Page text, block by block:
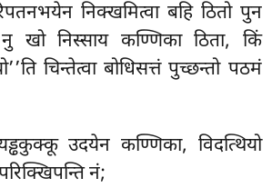
निक्खमित्वा बहि ठितो पुन
खो निस्साय कण्णिका ठिता, किं
चिन्तेत्वा बोधिसत्तं पुच्छन्तो पठमं
उदयेन कण्णिका, विदत्थियो
नं;